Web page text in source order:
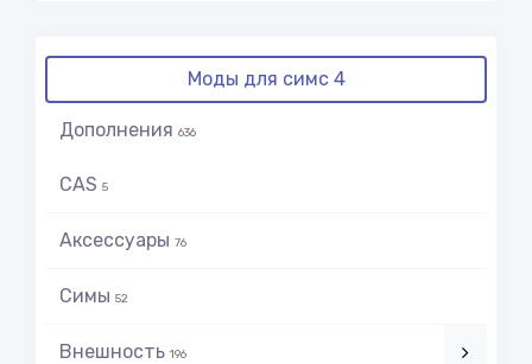
Моды для симс 4
Дополнения 636
CAS 5
Аксессуары 76
Симы 52
Внешность 196